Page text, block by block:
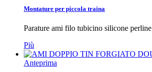
Montature per piccola traina
Parature ami filo tubicino silicone perline
Più
Anteprima